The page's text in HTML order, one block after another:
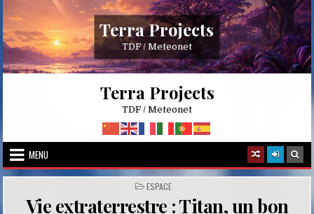
content
Terra Projects
TDF / Meteonet
Terra Projects
TDF / Meteonet
MENU
POSTED
IN
ESPACE
Vie extraterrestre : Titan, un bon